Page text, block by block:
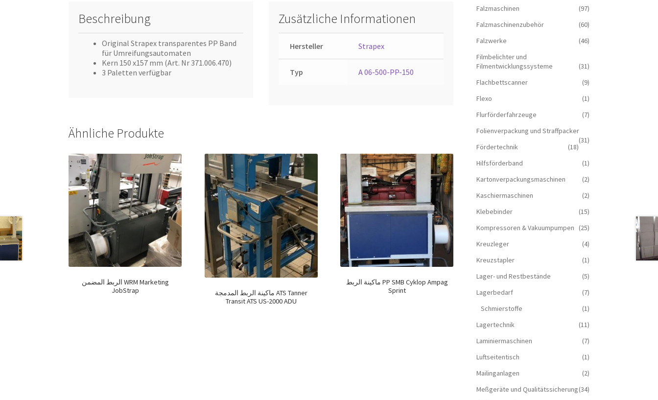
Beschreibung
Original Strapex transparentes PP Band
für Umreifungsautomaten
Kern 150 x157 mm (Art. Nr 371.006.470)
3 Paletten verfügbar
Zusätzliche Informationen
Hersteller Strapex
Typ A 06-500-PP-150
Ähnliche Produkte
الربط المضمن WRM Marketing
JobStrap
ماكينة الربط المدمجة ATS Tanner
Transit ATS US-2000 ADU
ماكينة الربط PP SMB Cyklop Ampag
Sprint
Falzmaschinen
(97)
Falzmaschinenzubehör
(60)
Falzwerke
(46)
Filmbelichter und
Filmentwicklungssysteme
(31)
Flachbettscanner
(9)
Flexo
(1)
Flurförderfahrzeuge
(7)
Folienverpackung und Straffpacker
(31)
Fördertechnik
(18)
Hilfsförderband
(1)
Kartonverpackungsmaschinen
(2)
Kaschiermaschinen
(2)
Klebebinder
(15)
Kompressoren & Vakuum­pumpen
(25)
Kreuzleger
(4)
Kreuzstapler
(1)
Lager- und Restbestände
(5)
Lagerbedarf
(7)
Schmierstoffe
(1)
Lagertechnik
(11)
Laminiermaschinen
(7)
Luftseitentisch
(1)
Mailinganlagen
(2)
Meßgeräte und Qualitätssicherung(34)